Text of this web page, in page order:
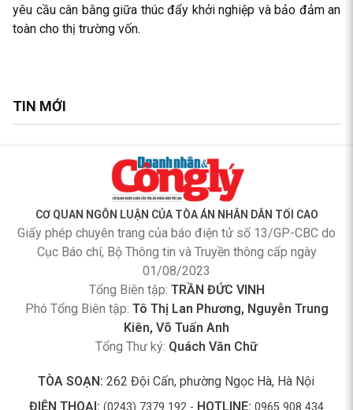
yêu cầu cân bằng giữa thúc đẩy khởi nghiệp và bảo đảm an
toàn cho thị trường vốn.
TIN MỚI
CƠ QUAN NGÔN LUẬN CỦA TÒA ÁN NHÂN DÂN TỐI CAO
Giấy phép chuyên trang của báo điện tử số 13/GP-CBC do
Cục Báo chí, Bộ Thông tin và Truyền thông cấp ngày
01/08/2023
Tổng Biên tập: TRẦN ĐỨC VINH
Phó Tổng Biên tập: Tô Thị Lan Phương, Nguyễn Trung
Kiên, Võ Tuấn Anh
Tổng Thư ký: Quách Văn Chữ
TÒA SOẠN: 262 Đội Cấn, phường Ngọc Hà, Hà Nội
ĐIỆN THOẠI:
HOTLINE: